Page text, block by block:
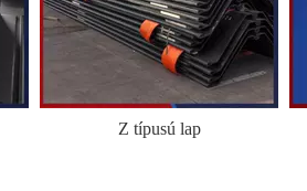
Z típusú lap